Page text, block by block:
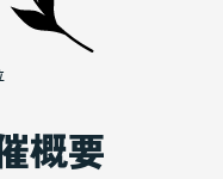
概要